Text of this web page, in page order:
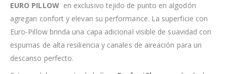
EURO PILLOW en exclusivo tejido de punto en algodón
agregan confort y elevan su performance. La superficie con
Euro-Pillow brinda una capa adicional visible de suavidad con
espumas de alta resiliencia y canales de aireación para un
descanso perfecto.